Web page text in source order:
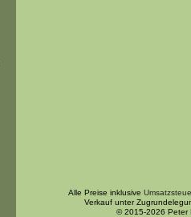
Alle Preise inklusive
Verkauf unter
© 2015-2026 Peter